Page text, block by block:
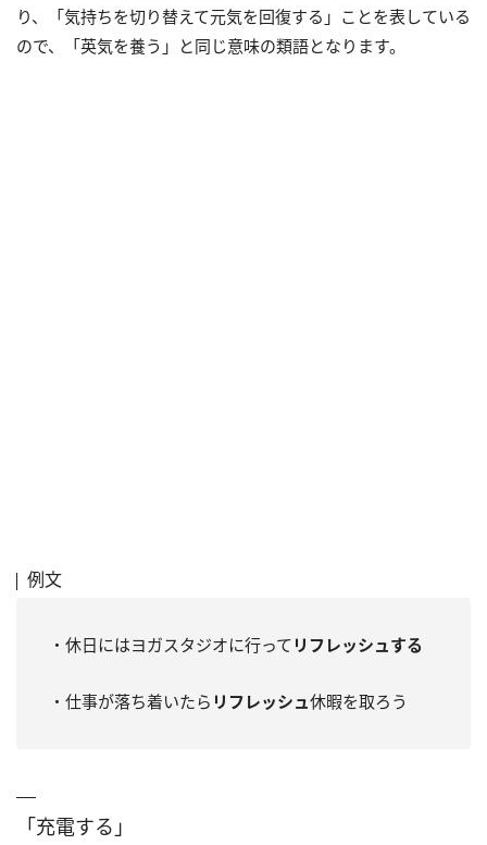
り、「気持ちを切り替えて元気を回復する」ことを表している
ので、「英気を養う」と同じ意味の類語となります。
例文
・休日にはヨガスタジオに行って リフレッシュする
・仕事が落ち着いたら リフレッシュ休暇を取ろう
「充電する」